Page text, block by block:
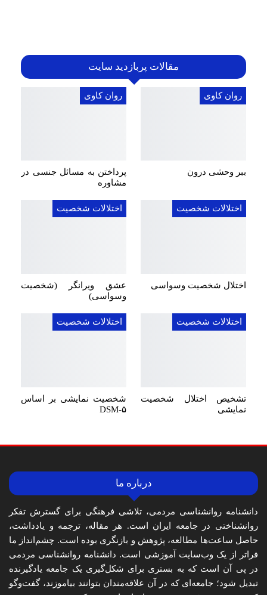
مقالات پربازدید سایت
روان کاوی
ببر وحشی درون
روان کاوی
پرداختن به مسائل جنسی در
مشاوره
اختلالات شخصیت
اختلال شخصیت وسواسی
اختلالات شخصیت
عشق ویرانگر (شخصیت
وسواسی)
اختلالات شخصیت
تشخیص اختلال شخصیت
نمایشی
اختلالات شخصیت
شخصیت نمایشی بر اساس
DSM-۵
درباره ما
دانشنامه روانشناسی مردمی، تلاشی فرهنگی برای گسترش تفکر
روانشناختی در جامعه ایران است. هر مقاله، ترجمه و یادداشت،
حاصل ساعت‌ها مطالعه، پژوهش و بازنگری بوده است. چشم‌انداز ما
فراتر از یک وب‌سایت آموزشی است. دانشنامه روانشناسی مردمی
در پی آن است که به بستری برای شکل‌گیری یک جامعه یادگیرنده
تبدیل شود؛ جامعه‌ای که در آن علاقه‌مندان بتوانند بیاموزند، گفت‌وگو